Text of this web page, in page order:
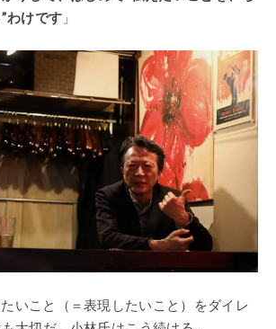
わけです 」
いこと（＝表現したいこと）をダイレ